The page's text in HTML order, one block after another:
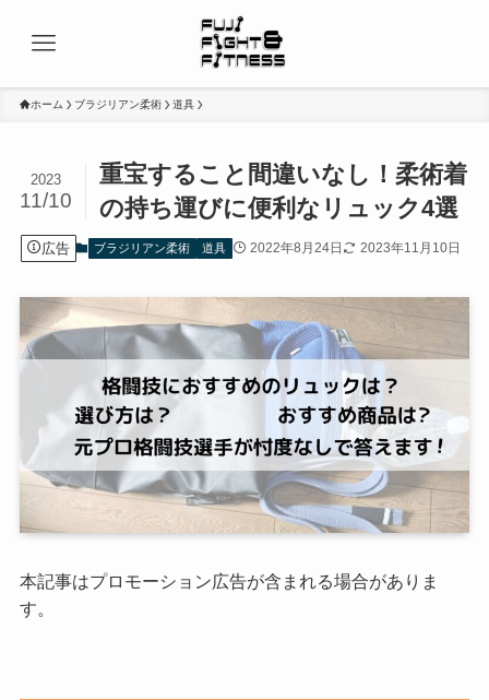
ホーム ブラジリアン柔術 道具
重宝すること間違いなし！柔術着
の持ち運びに便利なリュック4選
2023
11/10
広告 ブラジリアン柔術 道具 2022年8月24日 2023年11月10日
本記事はプロモーション広告が含まれる場合がありま
す。